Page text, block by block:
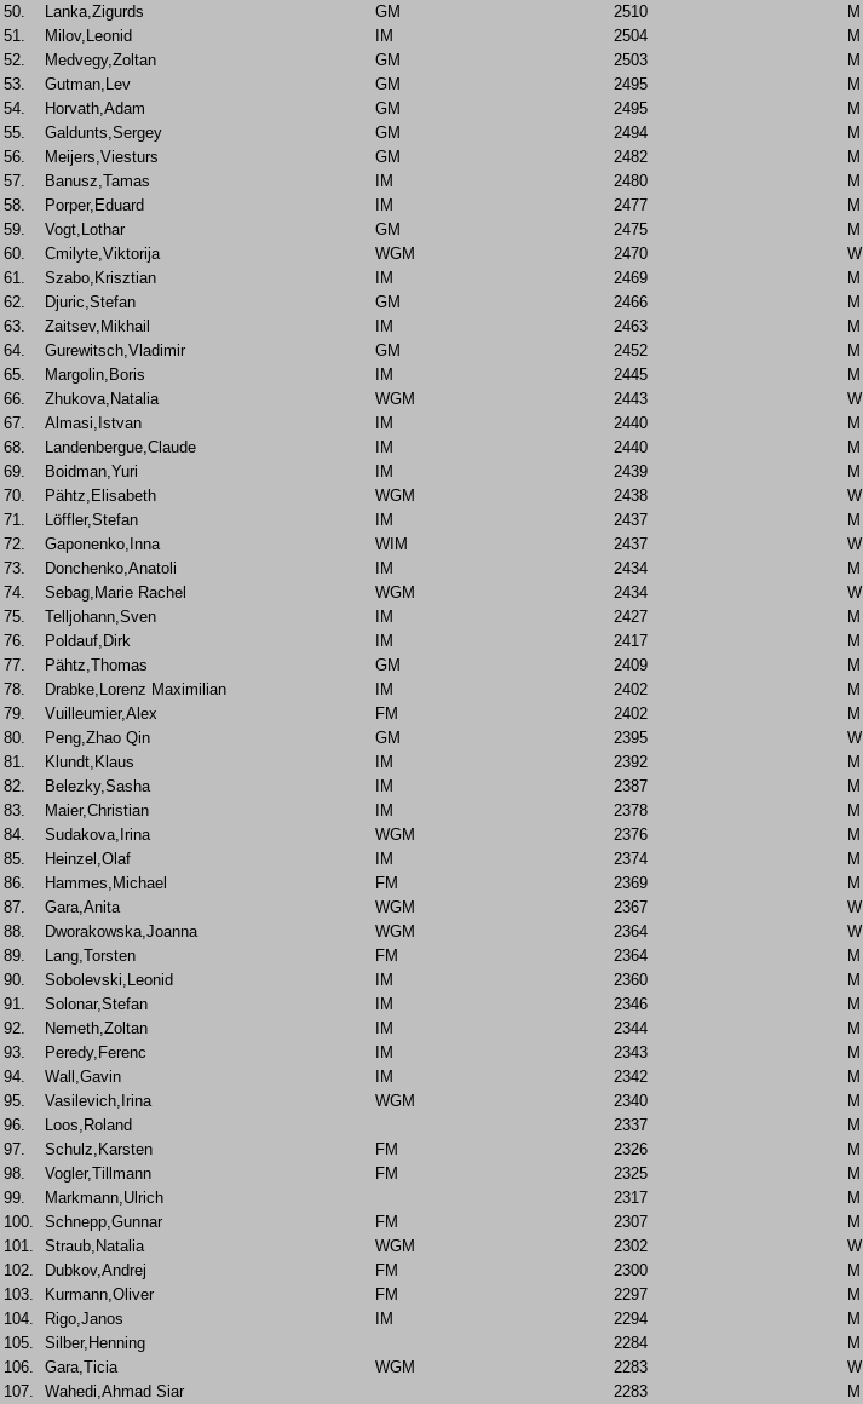
50.
Lanka,Zigurds GM 2510 M
51.
Milov,Leonid IM 2504 M
52.
Medvegy,Zoltan GM 2503 M
53.
Gutman,Lev GM 2495 M
54.
Horvath,Adam GM 2495 M
55.
Galdunts,Sergey GM 2494 M
56.
Meijers,Viesturs GM 2482 M
57.
Banusz,Tamas IM 2480 M
58.
Porper,Eduard IM 2477 M
59.
Vogt,Lothar GM 2475 M
60.
Cmilyte,Viktorija WGM 2470 W
61.
Szabo,Krisztian IM 2469 M
62.
Djuric,Stefan GM 2466 M
63.
Zaitsev,Mikhail IM 2463 M
64.
Gurewitsch,Vladimir GM 2452 M
65.
Margolin,Boris IM 2445 M
66.
Zhukova,Natalia WGM 2443 W
67.
Almasi,Istvan IM 2440 M
68.
Landenbergue,Claude IM 2440 M
69.
Boidman,Yuri IM 2439 M
70.
Pähtz,Elisabeth WGM 2438 W
71.
Löffler,Stefan IM 2437 M
72.
Gaponenko,Inna WIM 2437 W
73.
Donchenko,Anatoli IM 2434 M
74.
Sebag,Marie Rachel WGM 2434 W
75.
Telljohann,Sven IM 2427 M
76.
Poldauf,Dirk IM 2417 M
77.
Pähtz,Thomas GM 2409 M
78.
Drabke,Lorenz Maximilian IM 2402 M
79.
Vuilleumier,Alex FM 2402 M
80.
Peng,Zhao Qin GM 2395 W
81.
Klundt,Klaus IM 2392 M
82.
Belezky,Sasha IM 2387 M
83.
Maier,Christian IM 2378 M
84.
Sudakova,Irina WGM 2376 M
85.
Heinzel,Olaf IM 2374 M
86.
Hammes,Michael FM 2369 M
87.
Gara,Anita WGM 2367 W
88.
Dworakowska,Joanna WGM 2364 W
89.
Lang,Torsten FM 2364 M
90.
Sobolevski,Leonid IM 2360 M
91.
Solonar,Stefan IM 2346 M
92.
Nemeth,Zoltan IM 2344 M
93.
Peredy,Ferenc IM 2343 M
94.
Wall,Gavin IM 2342 M
95.
Vasilevich,Irina WGM 2340 M
96.
Loos,Roland 2337 M
97.
Schulz,Karsten FM 2326 M
98.
Vogler,Tillmann FM 2325 M
99.
Markmann,Ulrich 2317 M
100.
Schnepp,Gunnar FM 2307 M
101.
Straub,Natalia WGM 2302 W
102.
Dubkov,Andrej FM 2300 M
103.
Kurmann,Oliver FM 2297 M
104.
Rigo,Janos IM 2294 M
105.
Silber,Henning 2284 M
106.
Gara,Ticia WGM 2283 W
107.
Wahedi,Ahmad Siar 2283 M